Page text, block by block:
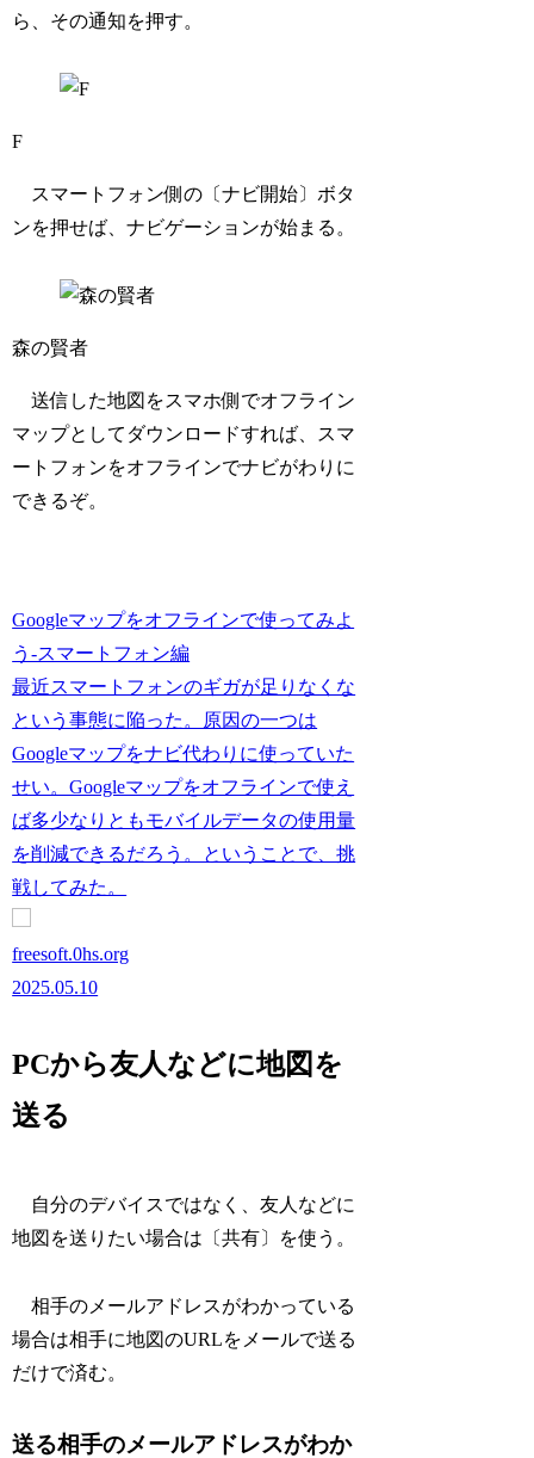
ら、その通知を押す。
F
スマートフォン側の〔ナビ開始〕ボタ
ンを押せば、ナビゲーションが始まる。
森の賢者
送信した地図をスマホ側でオフライン
マップとしてダウンロードすれば、スマ
ートフォンをオフラインでナビがわりに
できるぞ。
Googleマップをオフラインで使ってみよ
う-スマートフォン編
最近スマートフォンのギガが足りなくな
という事態に陥った。原因の一つは
Googleマップをナビ代わりに使っていた
せい。Googleマップをオフラインで使え
ば多少なりともモバイルデータの使用量
を削減できるだろう。ということで、挑
戦してみた。
freesoft.0hs.org
2025.05.10
PCから友人などに地図を
送る
自分のデバイスではなく、友人などに
地図を送りたい場合は〔共有〕を使う。
相手のメールアドレスがわかっている
場合は相手に地図のURLをメールで送る
だけで済む。
送る相手のメールアドレスがわか